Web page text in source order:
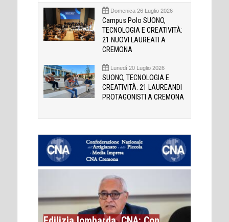
Domenica 26 Luglio 2026
Campus Polo SUONO,
TECNOLOGIA E CREATIVITÀ:
21 NUOVI LAUREATI A
CREMONA
Lunedì 20 Luglio 2026
SUONO, TECNOLOGIA E
CREATIVITÀ: 21 LAUREANDI
PROTAGONISTI A CREMONA